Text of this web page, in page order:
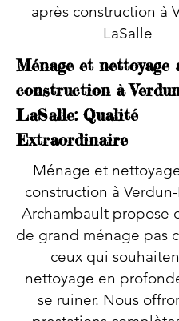
après construction à
LaSalle
Ménage et nettoyage
construction à
LaSalle: Qualité
Extraordinaire
Ménage et
construction à
Archambault propose
de grand ménage pas
ceux qui
nettoyage en
se ruiner. Nous